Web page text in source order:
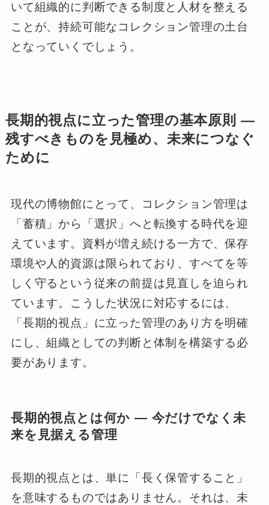
いて組織的に判断できる制度と人材を整える
ことが、持続可能なコレクション管理の土台
となっていくでしょう。
長期的視点に立った管理の基本原則 ―
残すべきものを見極め、未来につなぐ
ために
現代の博物館にとって、コレクション管理は
「蓄積」から「選択」へと転換する時代を迎
えています。資料が増え続ける一方で、保存
環境や人的資源は限られており、すべてを等
しく守るという従来の前提は見直しを迫られ
ています。こうした状況に対応するには、
「長期的視点」に立った管理のあり方を明確
にし、組織としての判断と体制を構築する必
要があります。
長期的視点とは何か ― 今だけでなく未
来を見据える管理
長期的視点とは、単に「長く保管すること」
を意味するものではありません。それは、未